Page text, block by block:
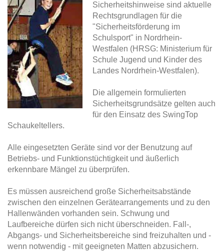
Sicherheitshinweise sind aktuelle
Rechtsgrundlagen für die
"Sicherheitsförderung im
Schulsport" in Nordrhein-
Westfalen (HRSG: Ministerium für
Schule Jugend und Kinder des
Landes Nordrhein-Westfalen).
Die allgemein formulierten
Sicherheitsgrundsätze gelten auch
für den Einsatz des SwingTop
Schaukeltellers.
Alle eingesetzten Geräte sind vor der Benutzung auf
Betriebs- und Funktionstüchtigkeit und äußerlich
erkennbare Mängel zu überprüfen.
Es müssen ausreichend große Sicherheitsabstände
zwischen den einzelnen Gerätearrangements und zu den
Hallenwänden vorhanden sein. Schwung und
Laufbereiche dürfen sich nicht überschneiden. Fall-,
Abgangs- und Sicherheitsbereiche sind freizuhalten und -
wenn notwendig - mit geeigneten Matten abzusichern.